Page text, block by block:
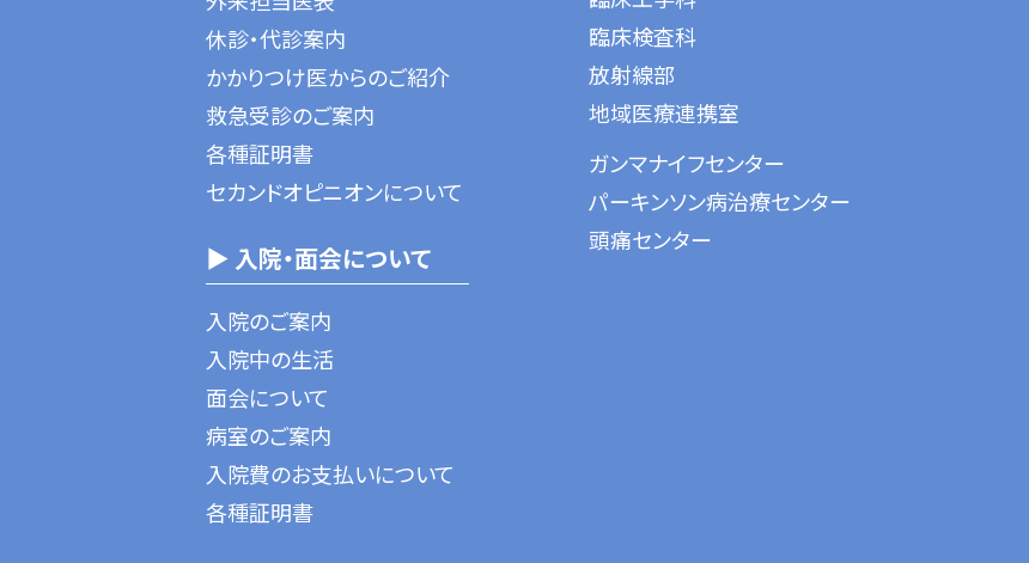
休診・代診案内
かかりつけ医からのご紹介
救急受診のご案内
各種証明書
セカンドオピニオンについて
▶ 入院・面会について
入院のご案内
入院中の生活
面会について
病室のご案内
入院費のお支払いについて
各種証明書
臨床検査科
放射線部
地域医療連携室
ガンマナイフセンター
パーキンソン病治療センター
頭痛センター